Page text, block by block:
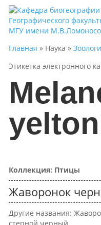
Главная » Наука »
Этикетка электронного
Коллекция: Птицы
Жаворонок
Другие названия:
степной черный